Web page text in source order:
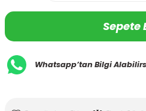
Sepete
Whatsapp’tan Bilgi